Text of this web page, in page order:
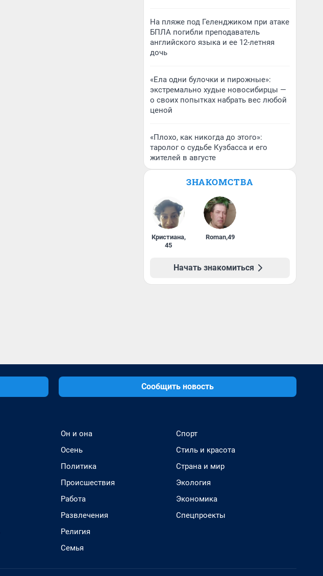
На пляже под Геленджиком при атаке
БПЛА погибли преподаватель
английского языка и ее 12-летняя
дочь
«Ела одни булочки и пирожные»:
экстремально худые новосибирцы —
о своих попытках набрать вес любой
ценой
«Плохо, как никогда до этого»:
таролог о судьбе Кузбасса и его
жителей в августе
ЗНАКОМСТВА
Кристиана,
45
Roman,49
Начать знакомиться
Сообщить новость
Он и она
Осень
Политика
Происшествия
Работа
Развлечения
Религия
Семья
Спорт
Стиль и красота
Страна и мир
Экология
Экономика
Спецпроекты